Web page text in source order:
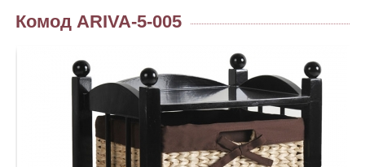
Комод ARIVA-5-005